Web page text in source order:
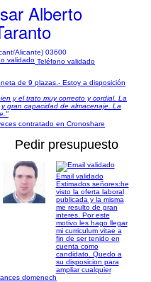
Alberto
Alicante) 03600
Teléfono validado
de 9 plazas.- Estoy a disposición
y el trato muy correcto y cordial. La
gran capacidad de almacenaje. La
contratado en Cronoshare
Pedir presupuesto
Email validado
Estimados señores:he
visto la oferta laboral
publicada y la misma
me resulto de gran
interes. Por este
motivo les hago llegar
mi curriculum vitae a
fin de ser tenido en
cuenta como
candidato. Quedo a
su disposicion para
ampliar cualquier
domenech